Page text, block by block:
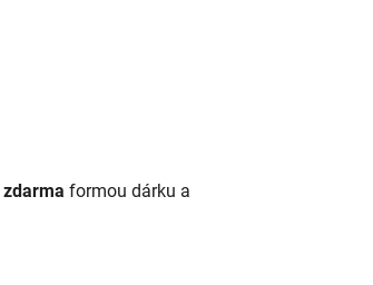
zdarma formou dárku a